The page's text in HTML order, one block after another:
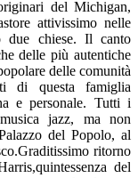
del Michigan,
attivissimo nelle
due chiese. Il canto
delle più autentiche
delle comunità
di questa famiglia
e personale. Tutti i
jazz, ma non
del Popolo, al
ritorno
del